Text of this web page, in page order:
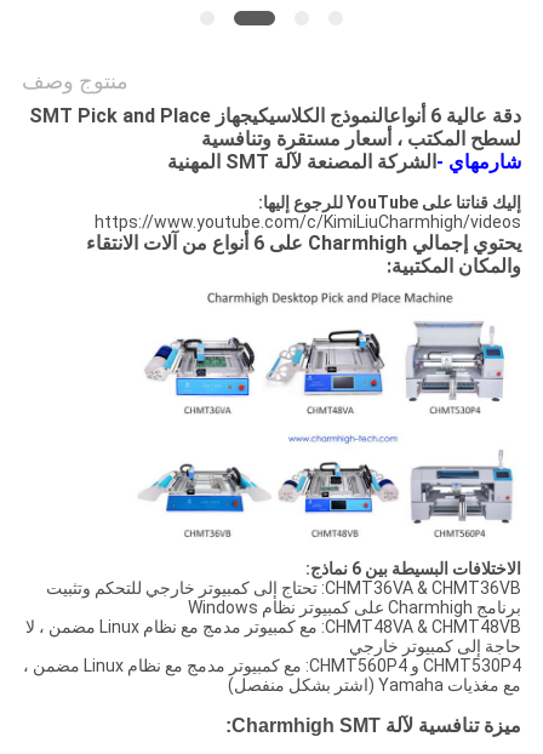
منتوج وصف
دقة عالية 6 أنواع النموذج الكلاسيكي
جهاز SMT Pick and Place
لسطح المكتب ، أسعار مستقرة وتنافسية
شارمهاي - الشركة المصنعة لآلة SMT المهنية
إليك قناتنا على YouTube للرجوع إليها:
https://www.youtube.com/c/KimiLiuCharmhigh/videos
يحتوي إجمالي Charmhigh على 6 أنواع من آلات الانتقاء
والمكان المكتبية:
الاختلافات البسيطة بين 6 نماذج:
CHMT36VA & CHMT36VB: تحتاج إلى كمبيوتر خارجي للتحكم وتثبيت
برنامج Charmhigh على كمبيوتر نظام Windows
CHMT48VA & CHMT48VB: مع كمبيوتر مدمج مع نظام Linux مضمن ، لا
حاجة إلى كمبيوتر خارجي
CHMT530P4 و CHMT560P4: مع كمبيوتر مدمج مع نظام Linux مضمن ،
مع مغذيات Yamaha (اشتر بشكل منفصل)
ميزة تنافسية لآلة Charmhigh SMT: